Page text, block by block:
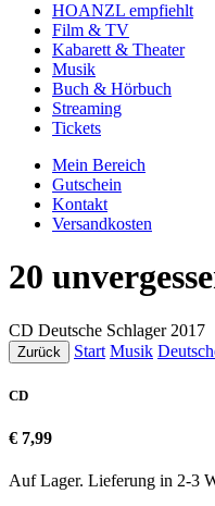
HOANZL empfiehlt
Film & TV
Kabarett & Theater
Musik
Buch & Hörbuch
Streaming
Tickets
Mein Bereich
Gutschein
Kontakt
Versandkosten
20
CD Deutsche Schlager 2017
Zurück Start Musik
CD
€ 7,99
Auf Lager. Lieferung in 2-3